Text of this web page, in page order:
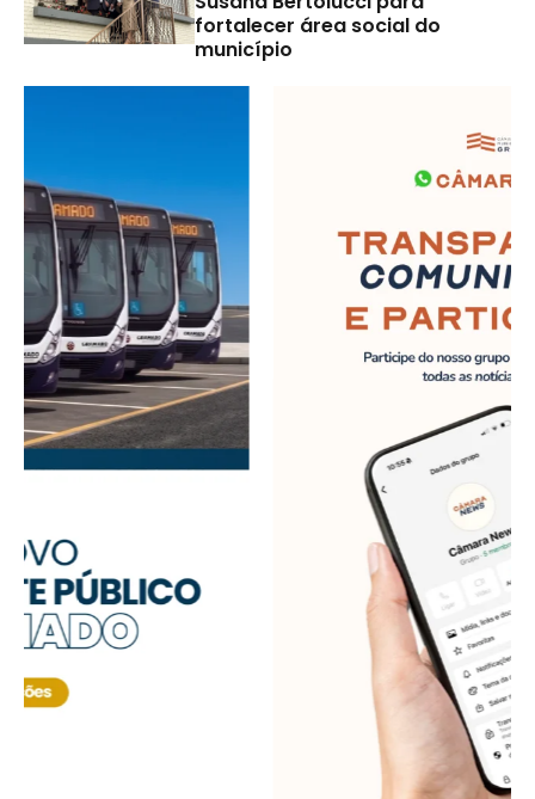
fortalecer área social do
município